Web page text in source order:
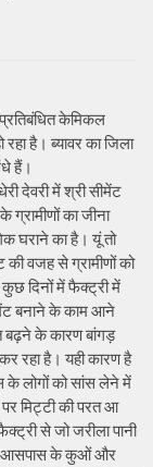
केमिकल
है। ब्यावर का जिला
हैं।
देवरी में श्री सीमेंट
का जीना
घराने का है। यूं तो
की वजह से ग्रामीणों को
कुछ दिनों में फैक्ट्री में
बनाने के काम आने
बढ़ने के कारण बांगड़
रहा है। यही कारण है
लोगों को सांस लेने में
पर मिट्टी की परत आ
से जो जरीला पानी
।आसपास के कुओं और